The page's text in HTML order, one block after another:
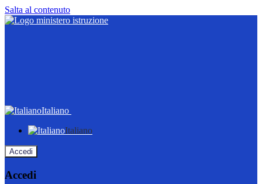
Salta al contenuto
Italiano
Italiano
Accedi
Accedi